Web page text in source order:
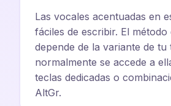
Las vocales acentuadas en
fáciles de escribir. El método
depende de la variante de
normalmente se accede a
teclas dedicadas o
AltGr.